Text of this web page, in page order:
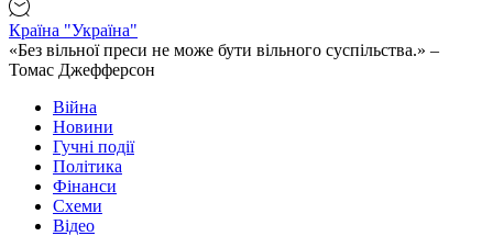
Країна "Україна"
«Без вільної преси не може бути вільного суспільства.» –
Томас Джефферсон
Війна
Новини
Гучні події
Політика
Фінанси
Схеми
Відео